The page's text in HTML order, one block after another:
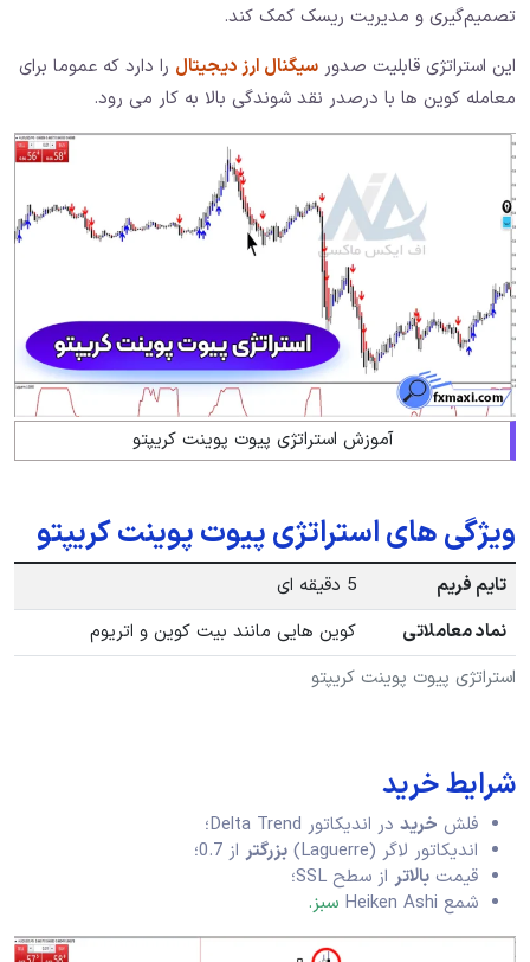
تصمیم‌گیری و مدیریت ریسک کمک کند.
این استراتژی قابلیت صدور سیگنال ارز دیجیتال را دارد که عموما برای
معامله کوین ها با درصدر نقد شوندگی بالا به کار می رود.
آموزش استراتژی پیوت پوینت کریپتو
ویژگی های استراتژی پیوت پوینت کریپتو
استراتژی پیوت پوینت کریپتو
تایم فریم
5 دقیقه ای
نماد معاملاتی
کوین هایی مانند بیت کوین و اتریوم
شرایط خرید
فلش خرید در اندیکاتور Delta Trend؛
اندیکاتور لاگر (Laguerre)
بزرگتر از 0.7؛
قیمت بالاتر از سطح SSL؛
شمع Heiken Ashi
سبز.